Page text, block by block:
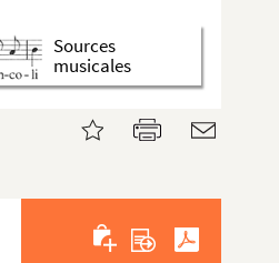
Sources
musicales